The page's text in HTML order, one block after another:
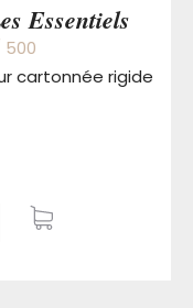
Essentiels
500
cartonnée rigide